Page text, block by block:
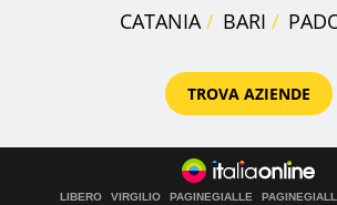
CATANIA
BARI
TROVA AZIENDE
LIBERO VIRGILIO PAGINEGIALLE